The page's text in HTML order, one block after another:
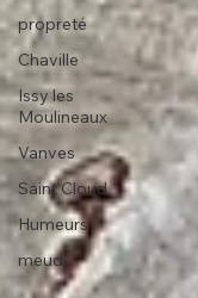
propreté
Chaville
Issy les
Moulineaux
Vanves
Saint Cloud
Humeurs
meud